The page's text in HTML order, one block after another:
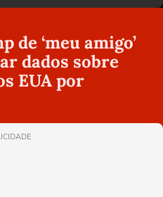
de ‘meu amigo’
dados sobre
EUA por